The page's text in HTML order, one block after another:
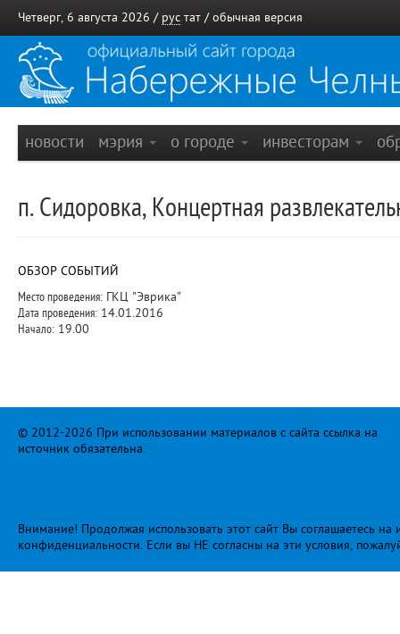
Четверг, 6 августа 2026 / рус тат / обычная версия
новости мэрия о городе инвесторам
п. Сидоровка, Концертная
ОБЗОР СОБЫТИЙ
Место проведения: ГКЦ "Эврика"
Дата проведения: 14.01.2016
Начало: 19.00
© 2012-2026 При использовании материалов с сайта ссылка на
источник обязательна.
Внимание! Продолжая использовать этот сайт Вы соглашаетесь
конфиденциальности. Если вы НЕ согласны на эти условия,